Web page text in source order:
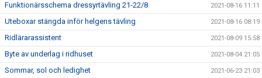
Funktionärsschema dressyrtävling 21-22/8 2021-08-16 11:11
Uteboxar stängda inför helgens tävling 2021-08-16 08:19
Ridlärarassistent 2021-08-09 15:58
Byte av underlag i ridhuset 2021-08-04 21:05
Sommar, sol och ledighet 2021-06-23 21:03